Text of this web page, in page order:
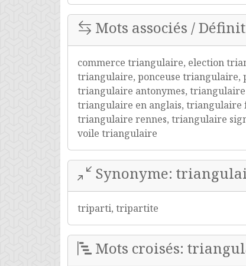
Mots associés /
commerce triangulaire, election
triangulaire, ponceuse
triangulaire antonymes,
triangulaire en anglais,
triangulaire rennes, triangulaire
voile triangulaire
Synonyme:
triparti, tripartite
Mots croisés: